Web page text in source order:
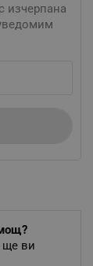
изчерпана
ще ви